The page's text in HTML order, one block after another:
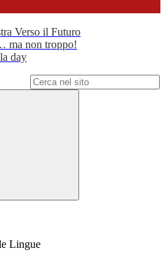
Verso il Futuro
ma non troppo!
day
Lingue